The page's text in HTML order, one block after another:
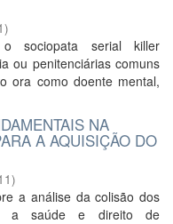
)
sociopata serial killer
ou penitenciárias comuns
ora como doente mental,
NA
A AQUISIÇÃO DO
)
a análise da colisão dos
a saúde e direito de